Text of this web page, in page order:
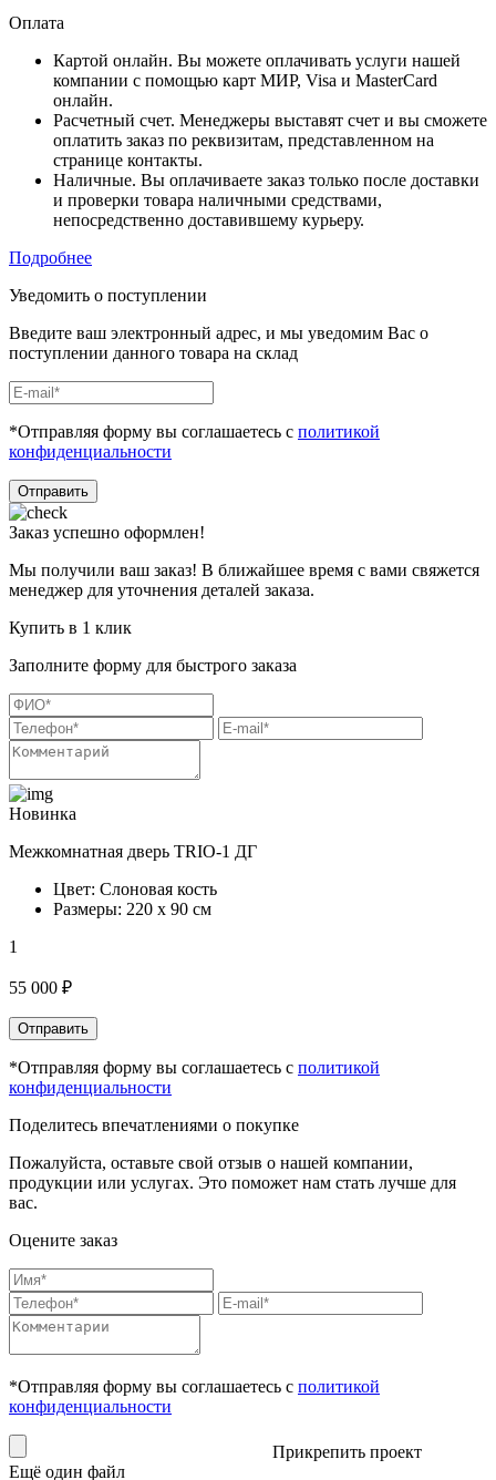
Оплата
Картой онлайн. Вы можете оплачивать услуги нашей
компании с помощью карт МИР, Visa и MasterCard
онлайн.
Расчетный счет. Менеджеры выставят счет и вы сможете
оплатить заказ по реквизитам, представленном на
странице контакты.
Наличные. Вы оплачиваете заказ только после доставки
и проверки товара наличными средствами,
непосредственно доставившему курьеру.
Подробнее
Уведомить о поступлении
Введите ваш электронный адрес, и мы уведомим Вас о
поступлении данного товара на склад
*Отправляя форму вы соглашаетесь с политикой
конфиденциальности
Отправить
Заказ успешно оформлен!
Мы получили ваш заказ! В ближайшее время с вами свяжется
менеджер для уточнения деталей заказа.
Купить в 1 клик
Заполните форму для быстрого заказа
Новинка
Межкомнатная дверь TRIO-1 ДГ
Цвет: Слоновая кость
Размеры: 220 х 90 см
1
55 000 ₽
Отправить
*Отправляя форму вы соглашаетесь с политикой
конфиденциальности
Поделитесь впечатлениями о покупке
Пожалуйста, оставьте свой отзыв о нашей компании,
продукции или услугах. Это поможет нам стать лучше для
вас.
Оцените заказ
*Отправляя форму вы соглашаетесь с политикой
конфиденциальности
Прикрепить проект
Ещё один файл